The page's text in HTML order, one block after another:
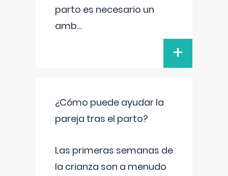
parto es necesario un
amb...
+
¿Cómo puede ayudar la
pareja tras el parto?
Las primeras semanas de
la crianza son a menudo